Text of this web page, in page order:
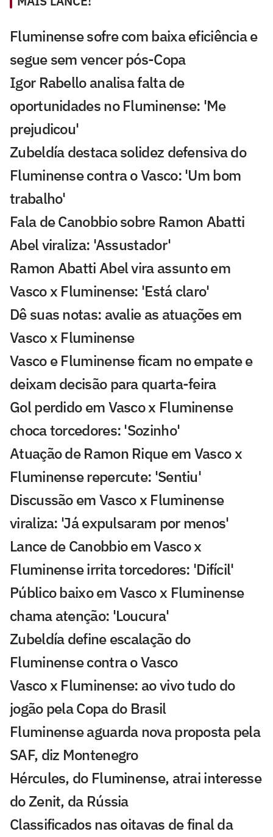
Fluminense sofre com baixa eficiência e
segue sem vencer pós-Copa
Igor Rabello analisa falta de
oportunidades no Fluminense: 'Me
prejudicou'
Zubeldía destaca solidez defensiva do
Fluminense contra o Vasco: 'Um bom
trabalho'
Fala de Canobbio sobre Ramon Abatti
Abel viraliza: 'Assustador'
Ramon Abatti Abel vira assunto em
Vasco x Fluminense: 'Está claro'
Dê suas notas: avalie as atuações em
Vasco x Fluminense
Vasco e Fluminense ficam no empate e
deixam decisão para quarta-feira
Gol perdido em Vasco x Fluminense
choca torcedores: 'Sozinho'
Atuação de Ramon Rique em Vasco x
Fluminense repercute: 'Sentiu'
Discussão em Vasco x Fluminense
viraliza: 'Já expulsaram por menos'
Lance de Canobbio em Vasco x
Fluminense irrita torcedores: 'Difícil'
Público baixo em Vasco x Fluminense
chama atenção: 'Loucura'
Zubeldía define escalação do
Fluminense contra o Vasco
Vasco x Fluminense: ao vivo tudo do
jogão pela Copa do Brasil
Fluminense aguarda nova proposta pela
SAF, diz Montenegro
Hércules, do Fluminense, atrai interesse
do Zenit, da Rússia
Classificados nas oitavas de final da